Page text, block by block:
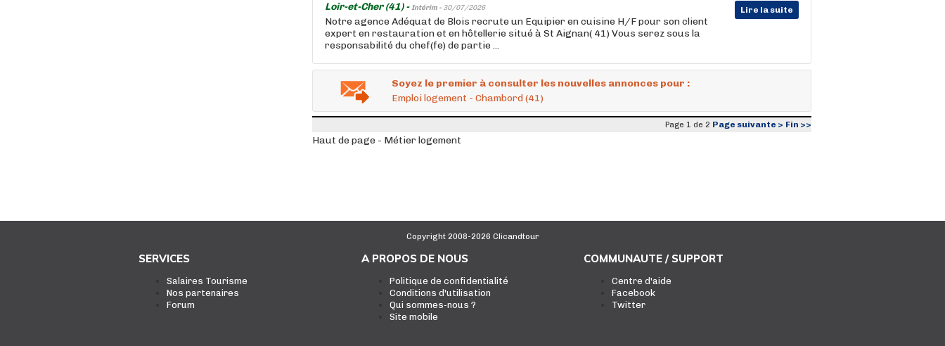
Loir-et-Cher (41) -Intérim - 30/07/2026 Lire la suite
Notre agence Adéquat de Blois recrute un Equipier en cuisine H/F pour son client
expert en restauration et en hôtellerie situé à St Aignan( 41) Vous serez sous la
responsabilité du chef(fe) de partie ...
Soyez le premier à consulter les nouvelles annonces pour :
Emploi logement - Chambord (41)
Page 1 de 2 Page suivante > Fin >>
Haut de page - Métier logement
Copyright 2008-2026 Clicandtour
SERVICES
Salaires Tourisme
Nos partenaires
Forum
A PROPOS DE NOUS
Politique de confidentialité
Conditions d'utilisation
Qui sommes-nous ?
Site mobile
COMMUNAUTE / SUPPORT
Centre d'aide
Facebook
Twitter